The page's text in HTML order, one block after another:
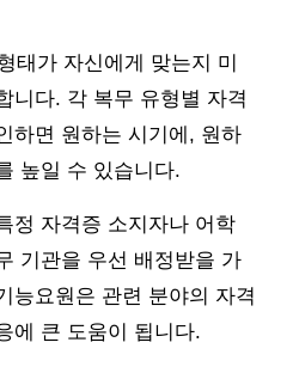
태가 자신에게 맞는지 미
니다. 각 복무 유형별 자격
하면 원하는 시기에, 원하
높일 수 있습니다.
정 자격증 소지자나 어학
기관을 우선 배정받을 가
능요원은 관련 분야의 자격
에 큰 도움이 됩니다.